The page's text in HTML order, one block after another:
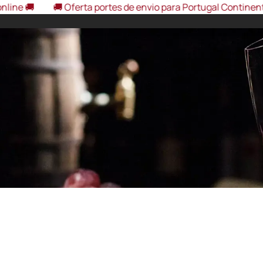
🚚 Oferta portes de envio para Portugal Continental, em
Interior